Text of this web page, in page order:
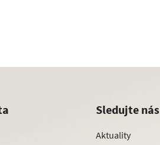
Sledujte nás
Aktuality